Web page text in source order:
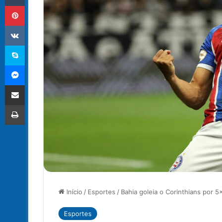
Início / Esportes / Bahia goleia o Corinthians por
Esportes
Pinterest
VK
Skype
Messenger
Compartilhar via e-mail